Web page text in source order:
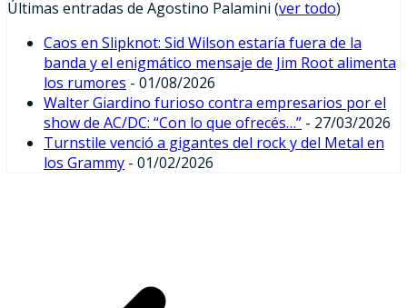
Últimas entradas de Agostino Palamini (ver todo)
Caos en Slipknot: Sid Wilson estaría fuera de la
banda y el enigmático mensaje de Jim Root alimenta
los rumores - 01/08/2026
Walter Giardino furioso contra empresarios por el
show de AC/DC: “Con lo que ofrecés…” - 27/03/2026
Turnstile venció a gigantes del rock y del Metal en
los Grammy - 01/02/2026